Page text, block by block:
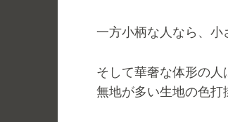
一方小柄な人なら、小
そして華奢な体形の
無地が多い生地の色打